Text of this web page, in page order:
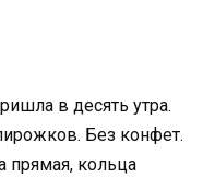
в десять утра.
Без конфет.
прямая, кольца